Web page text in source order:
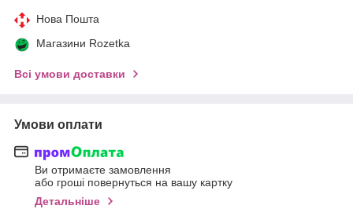
Нова Пошта
Магазини Rozetka
Всі умови доставки
Умови оплати
Ви отримаєте замовлення
або гроші повернуться на вашу картку
Детальніше